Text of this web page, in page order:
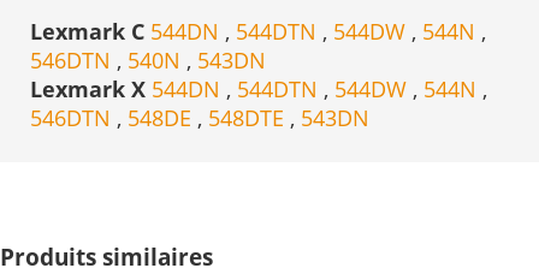
Lexmark C 544DN , 544DTN , 544DW , 544N ,
546DTN , 540N , 543DN
Lexmark X 544DN , 544DTN , 544DW , 544N ,
546DTN , 548DE , 548DTE , 543DN
Produits similaires